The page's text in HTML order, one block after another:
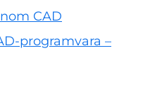
CAD
programvara –